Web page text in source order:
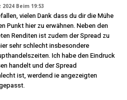
2024 Beim 19:53
vielen Dank dass du dir die Mühe
Punkt hier zu erwähnen. Neben den
Renditen ist zudem der Spread zu
sehr schlecht insbesondere
Ich habe den Eindruck
handelt und der Spread
ist, werdend ie angezeigten